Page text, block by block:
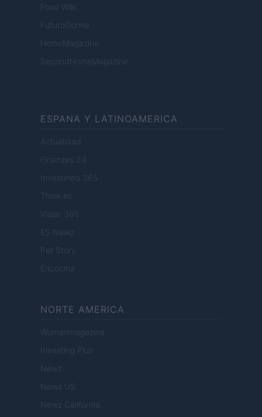
Food Wiki
FuturoDonna
HomeMagazine
SecondHomeMagazine
ESPANA Y LATINOAMERICA
Actualidad
Finanzas 24
Investindo 365
Think.es
Viajar 365
ES Newz
Pet Story
Encocina
NORTE AMERICA
Womanmagazine
Investing Plus
Newz
Newz US
Newz California